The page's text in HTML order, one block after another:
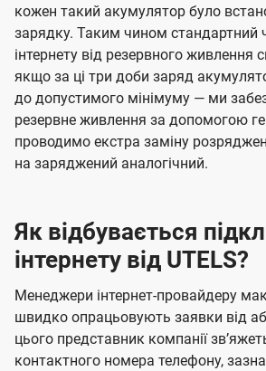
кожен такий акумулятор було
зарядку. Таким чином стандартний
інтернету від резервного живлення
якщо за ці три доби заряд
до допустимого мінімуму — ми
резервне живлення за допомогою
проводимо екстра заміну
на заряджений аналогічний.
Як відбувається
інтернету від UTELS?
Менеджери інтернет-провайдеру
швидко опрацьовують заявки від
цього представник компанії
контактного номера телефону,